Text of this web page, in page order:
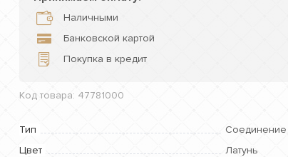
Наличными
Банковской картой
Покупка в кредит
Код товара: 47781000
Тип
Соединение
Цвет
Латунь